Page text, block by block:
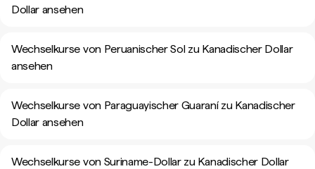
Dollar ansehen
Wechselkurse von Peruanischer Sol zu Kanadischer Dollar
ansehen
Wechselkurse von Paraguayischer Guaraní zu Kanadischer
Dollar ansehen
Wechselkurse von Suriname-Dollar zu Kanadischer Dollar